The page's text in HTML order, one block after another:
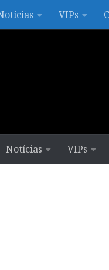
VIPs
Notícias VIPs